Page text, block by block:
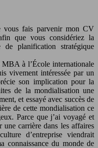
vous fais parvenir mon CV
que vous considériez la
planification stratégique
MBA à l’École internationale
vivement intéressée par un
son implication pour la
de la mondialisation une
et essayé avec succès de
de cette mondialisation ce
Parce que j’ai voyagé et
une carrière dans les affaires
d’entreprise viendrait
connaissance du monde de